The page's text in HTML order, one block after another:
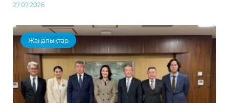
27.07.2026
Жаңалықтар